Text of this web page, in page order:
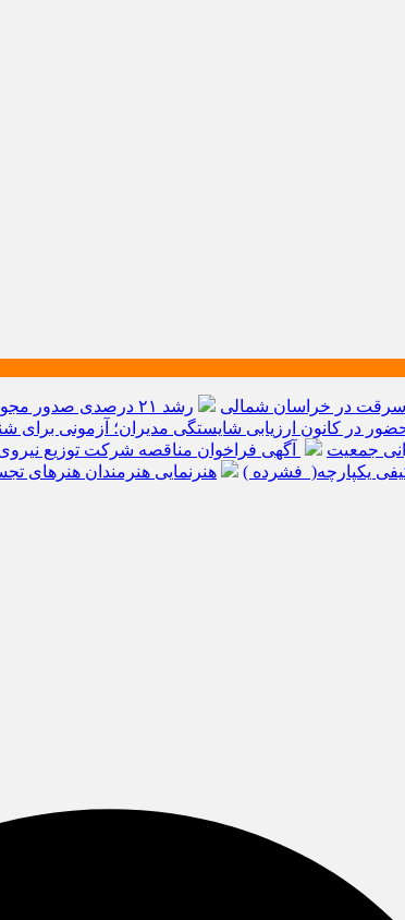
در کانون ارزیابی شایستگی مدیران؛ آزمونی برای
جمعیت
آگهی فراخوان مناقصه شرکت توزیع
یکپارچه( فشرده )
هنرنمایی هنرمندان هنرهای